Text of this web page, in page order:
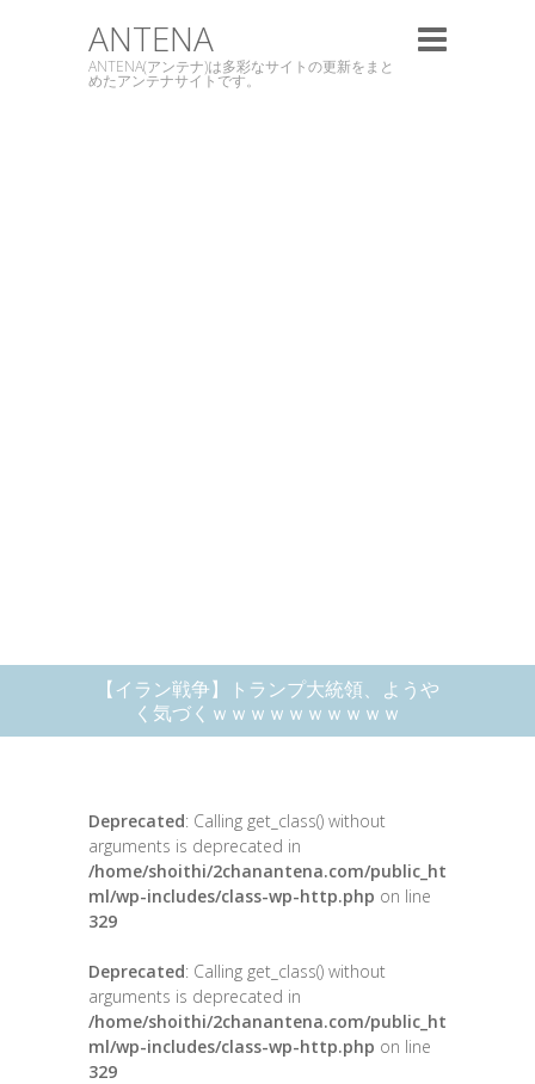
ANTENA
ANTENA(アンテナ)は多彩なサイトの更新をまと
めたアンテナサイトです。
【イラン戦争】トランプ大統領、ようや
く気づくｗｗｗｗｗｗｗｗｗｗ
Deprecated: Calling get_class() without
arguments is deprecated in
/home/shoithi/2chanantena.com/public_ht
ml/wp-includes/class-wp-http.php on line
329
Deprecated: Calling get_class() without
arguments is deprecated in
/home/shoithi/2chanantena.com/public_ht
ml/wp-includes/class-wp-http.php on line
329